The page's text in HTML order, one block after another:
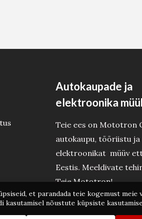
Autokaupade ja
elektroonika
Teie ees on Mototron
autokaupu, tööriistu ja
elektroonikat müüv
Eestis. Meeldivate
Teie Mototron!
by Mototron OÜ - Autokaubad ja